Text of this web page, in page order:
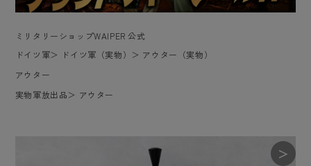
ミリタリーショップWAIPER 公式
ドイツ軍＞ ドイツ軍（実物） ＞ アウター（実物）
アウター
実物軍放出品＞ アウター
＞